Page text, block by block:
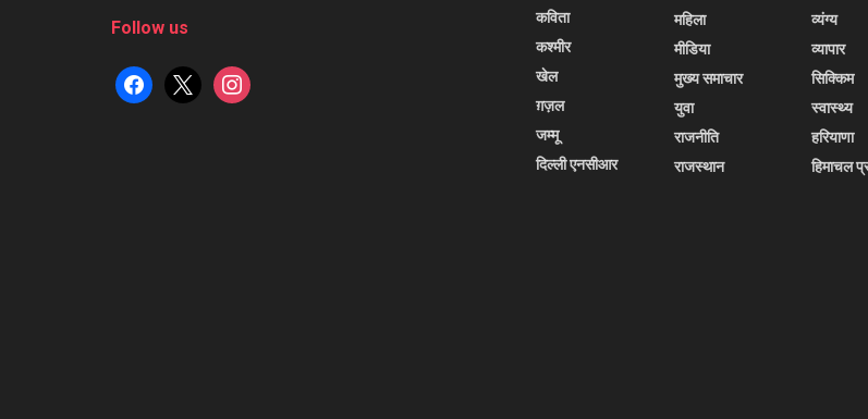
Follow us
facebook
x instagram
कविता
कश्मीर
खेल
ग़ज़ल
जम्मू
दिल्ली एनसीआर
महिला
मीडिया
मुख्य समाचार
युवा
राजनीति
राजस्थान
व्यंग्य
व्यापार
सिक्किम
स्वास्थ्य
हरियाणा
हिमाचल